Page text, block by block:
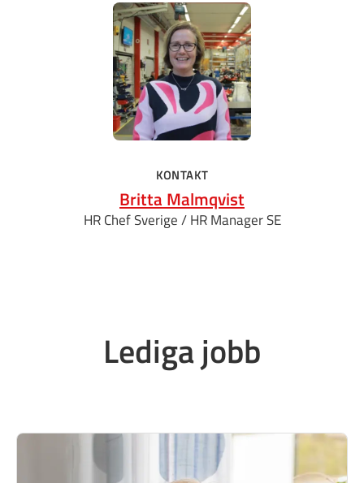
KONTAKT
Britta Malmqvist
HR Chef Sverige / HR Manager SE
Lediga jobb